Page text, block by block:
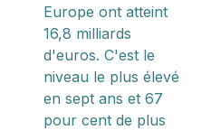
Europe ont atteint
16,8 milliards
d'euros. C'est le
niveau le plus élevé
en sept ans et 67
pour cent de plus